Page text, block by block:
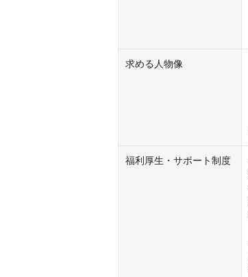
求める人物像
福利厚生・サポート制度